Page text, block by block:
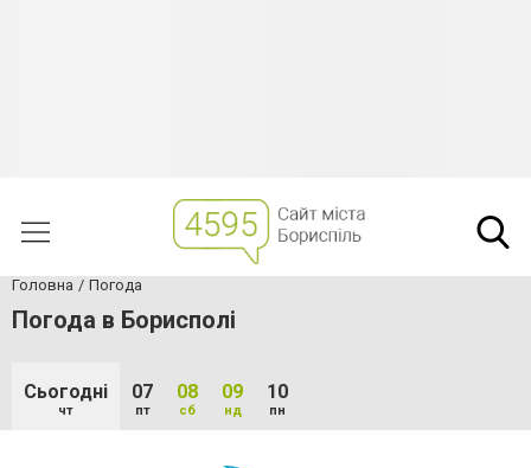
Головна Погода
Погода в Борисполі
Сьогодні
чт
07
пт
08
сб
09
нд
10
пн